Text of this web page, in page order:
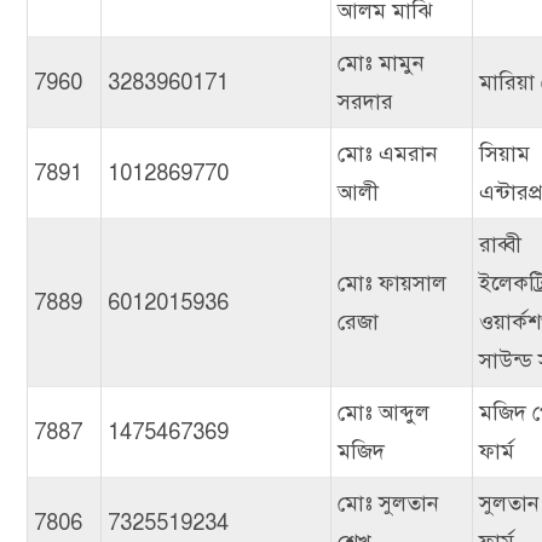
আলম মাঝি
7960 3283960171
মোঃ মামুন
সরদার
মারিয়া
7891 1012869770
মোঃ এমরান
আলী
সিয়াম
7889 6012015936
মোঃ ফায়সাল
রেজা
রাব্বী
সাউন্ড
7887 1475467369
মোঃ আব্দুল
মজিদ
মজিদ
ফার্ম
7806 7325519234
মোঃ সুলতান
সুলতান